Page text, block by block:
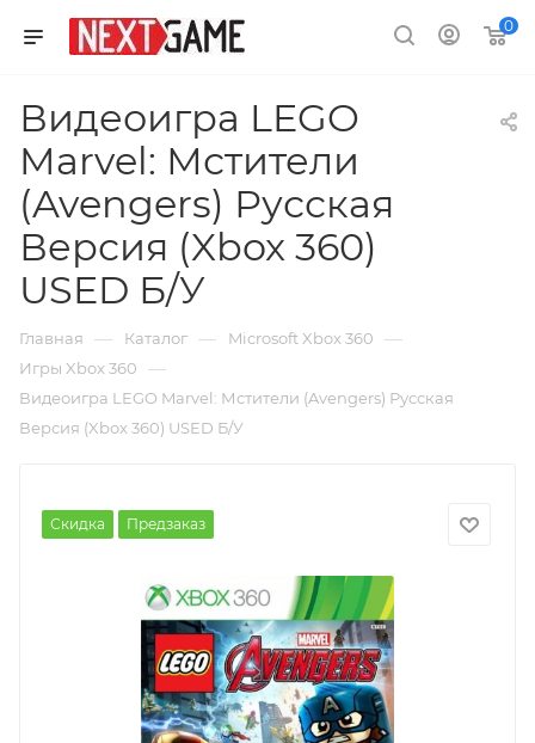
0
Видеоигра LEGO
Marvel: Мстители
(Avengers) Русская
Версия (Xbox 360)
USED Б/У
Главная — Каталог — Microsoft Xbox 360 —
Игры Xbox 360 —
Видеоигра LEGO Marvel: Мстители (Avengers) Русская
Версия (Xbox 360) USED Б/У
Скидка Предзаказ